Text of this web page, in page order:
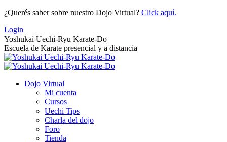
Saltar
contenido
¿Querés saber sobre nuestro Dojo Virtual? Click aquí.
Login
Yoshukai Uechi-Ryu Karate-Do
Escuela de Karate presencial y a distancia
Dojo Virtual
Mi cuenta
Cursos
Uechi Tips
Charla del dojo
Foro
Tienda